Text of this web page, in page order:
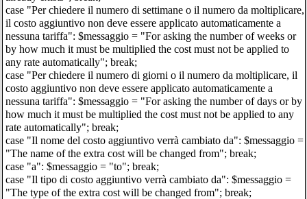
case "Per chiedere il numero di settimane o il numero da moltiplicare,
il costo aggiuntivo non deve essere applicato automaticamente a
nessuna tariffa": $messaggio = "For asking the number of weeks or
by how much it must be multiplied the cost must not be applied to
any rate automatically"; break;
case "Per chiedere il numero di giorni o il numero da moltiplicare, il
costo aggiuntivo non deve essere applicato automaticamente a
nessuna tariffa": $messaggio = "For asking the number of days or by
how much it must be multiplied the cost must not be applied to any
rate automatically"; break;
case "Il nome del costo aggiuntivo verrà cambiato da": $messaggio =
"The name of the extra cost will be changed from"; break;
case "a": $messaggio = "to"; break;
case "Il tipo di costo aggiuntivo verrà cambiato da": $messaggio =
"The type of the extra cost will be changed from"; break;